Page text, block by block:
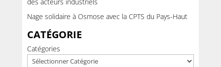
Nage solidaire à Osmose avec la CPTS du Pays-Haut
CATÉGORIE
Catégories